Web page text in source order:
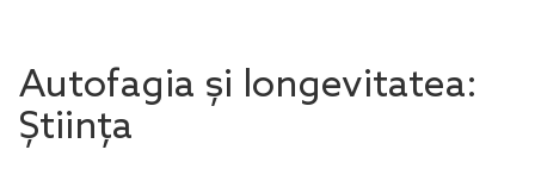
Autofagia și longevitatea:
Știința